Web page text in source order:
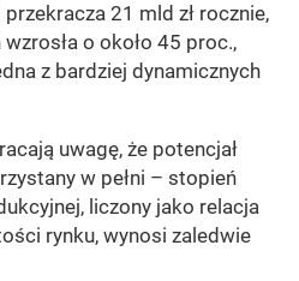
21 mld zł rocznie,
o około 45 proc.,
z bardziej dynamicznych
uwagę, że potencjał
w pełni – stopień
liczony jako relacja
rynku, wynosi zaledwie